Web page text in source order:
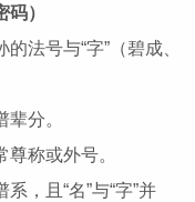
）
号与“字”（碧成、
分。
称或外号。
，且“名”与“字”并